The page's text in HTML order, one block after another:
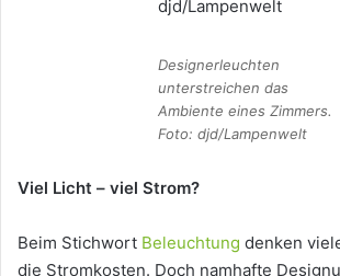
Designerleuchten
unterstreichen das
Ambiente eines Zimmers.
Foto: djd/Lampenwelt
Viel Licht – viel Strom?
Beim Stichwort Beleuchtung denken
die Stromkosten. Doch namhafte